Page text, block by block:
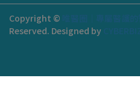
Copyright ©
Reserved. Designed by